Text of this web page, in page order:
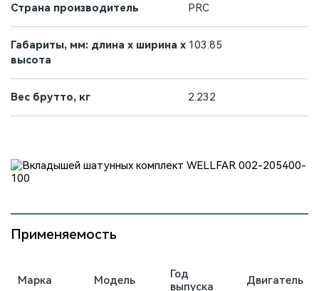
Страна производитель PRC
Габариты, мм: длина х ширина х
высота
103.85
Вес брутто, кг 2.232
Применяемость
Марка Модель
Год
выпуска
Двигатель